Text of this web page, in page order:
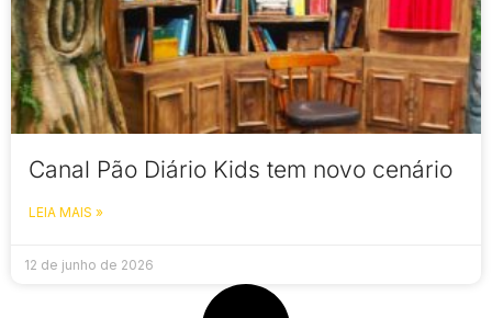
Canal Pão Diário Kids tem novo cenário
LEIA MAIS »
12 de junho de 2026